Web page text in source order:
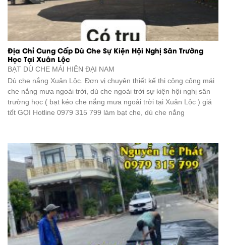
Địa Chỉ Cung Cấp Dù Che Sự Kiện Hội Nghị Sân Trường
Học Tại Xuân Lộc
BẠT DÙ CHE MÁI HIÊN ĐẠI NAM
Dù che nắng Xuân Lộc. Đơn vị chuyên thiết kế thi công công mái
che nắng mưa ngoài trời, dù che ngoài trời sự kiện hội nghị sân
trường học ( bạt kéo che nắng mưa ngoài trời tại Xuân Lộc ) giá
tốt GỌI Hotline 0979 315 799 làm bạt che, dù che nắng